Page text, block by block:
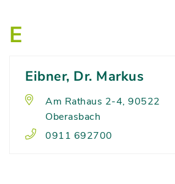
E
Eibner, Dr. Markus
Am Rathaus 2-4, 90522
Oberasbach
0911 692700